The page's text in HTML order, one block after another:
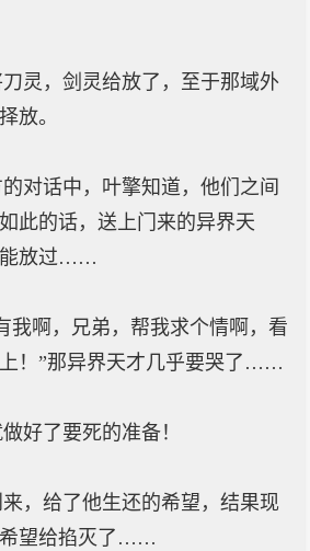
，剑灵给放了，至于那域外
放。
话中，叶擎知道，他们之间
此的话，送上门来的异界天
能放过……
啊，兄弟，帮我求个情啊，看
！”那异界天才几乎要哭了……
了要死的准备！
给了他生还的希望，结果现
希望给掐灭了……